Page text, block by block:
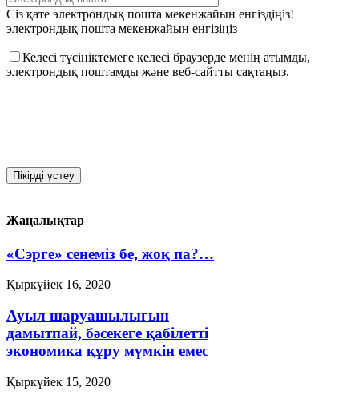
Сіз қате электрондық пошта мекенжайын енгіздіңіз!
электрондық пошта мекенжайын енгізіңіз
Келесі түсініктемеге келесі браузерде менің атымды,
электрондық поштамды және веб-сайтты сақтаңыз.
Жаңалықтар
«Сэрге» сенеміз бе, жоқ па?…
Қыркүйек 16, 2020
Ауыл шаруашылығын
дамытпай, бәсекеге қабілетті
экономика құру мүмкін емес
Қыркүйек 15, 2020